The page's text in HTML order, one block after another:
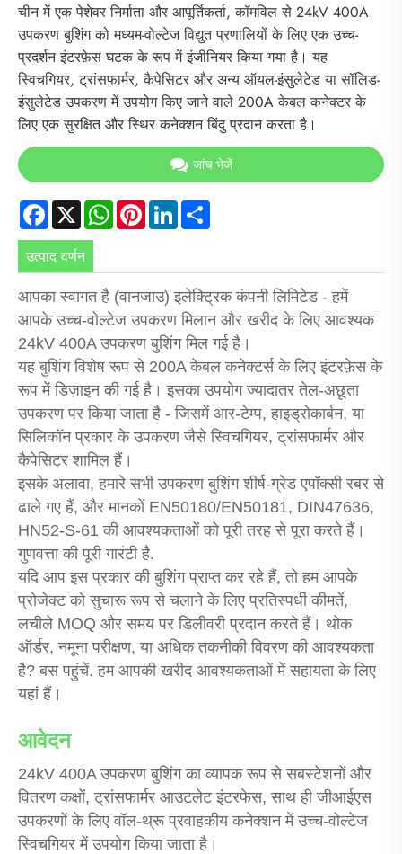
चीन में एक पेशेवर निर्माता और आपूर्तिकर्ता, कॉमविल से 24kV 400A
उपकरण बुशिंग को मध्यम-वोल्टेज विद्युत प्रणालियों के लिए एक उच्च-
प्रदर्शन इंटरफ़ेस घटक के रूप में इंजीनियर किया गया है। यह
स्विचगियर, ट्रांसफार्मर, कैपेसिटर और अन्य ऑयल-इंसुलेटेड या सॉलिड-
इंसुलेटेड उपकरण में उपयोग किए जाने वाले 200A केबल कनेक्टर के
लिए एक सुरक्षित और स्थिर कनेक्शन बिंदु प्रदान करता है।
जांच भेजें
Facebook
X WhatsApp
PinterestLinkedIn
उत्पाद वर्णन
आपका स्वागत है (वानजाउ) इलेक्ट्रिक कंपनी लिमिटेड - हमें
आपके उच्च-वोल्टेज उपकरण मिलान और खरीद के लिए आवश्यक
24kV 400A उपकरण बुशिंग मिल गई है।
यह बुशिंग विशेष रूप से 200A केबल कनेक्टर्स के लिए इंटरफ़ेस के
रूप में डिज़ाइन की गई है। इसका उपयोग ज्यादातर तेल-अछूता
उपकरण पर किया जाता है - जिसमें आर-टेम्प, हाइड्रोकार्बन, या
सिलिकॉन प्रकार के उपकरण जैसे स्विचगियर, ट्रांसफार्मर और
कैपेसिटर शामिल हैं।
इसके अलावा, हमारे सभी उपकरण बुशिंग शीर्ष-ग्रेड एपॉक्सी रबर से
ढाले गए हैं, और मानकों EN50180/EN50181, DIN47636,
HN52-S-61 की आवश्यकताओं को पूरी तरह से पूरा करते हैं।
गुणवत्ता की पूरी गारंटी है.
यदि आप इस प्रकार की बुशिंग प्राप्त कर रहे हैं, तो हम आपके
प्रोजेक्ट को सुचारू रूप से चलाने के लिए प्रतिस्पर्धी कीमतें,
लचीले MOQ और समय पर डिलीवरी प्रदान करते हैं। थोक
ऑर्डर, नमूना परीक्षण, या अधिक तकनीकी विवरण की आवश्यकता
है? बस पहुंचें. हम आपकी खरीद आवश्यकताओं में सहायता के लिए
यहां हैं।
आवेदन
24kV 400A उपकरण बुशिंग का व्यापक रूप से सबस्टेशनों और
वितरण कक्षों, ट्रांसफार्मर आउटलेट इंटरफेस, साथ ही जीआईएस
उपकरणों के लिए वॉल-थ्रू प्रवाहकीय कनेक्शन में उच्च-वोल्टेज
स्विचगियर में उपयोग किया जाता है।